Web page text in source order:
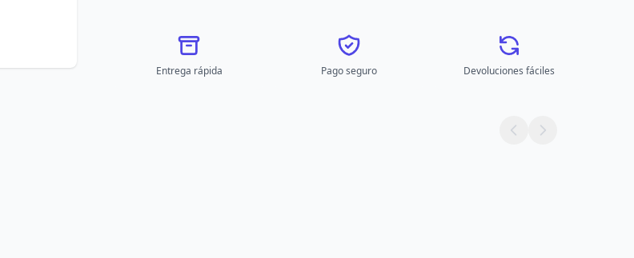
Entrega rápida Pago seguro Devoluciones fáciles